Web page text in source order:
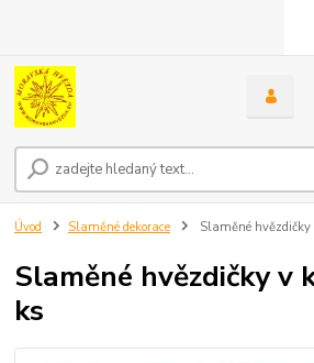
Úvod Slaměné dekorace Slaměné
Slaměné hvězdičky v
ks